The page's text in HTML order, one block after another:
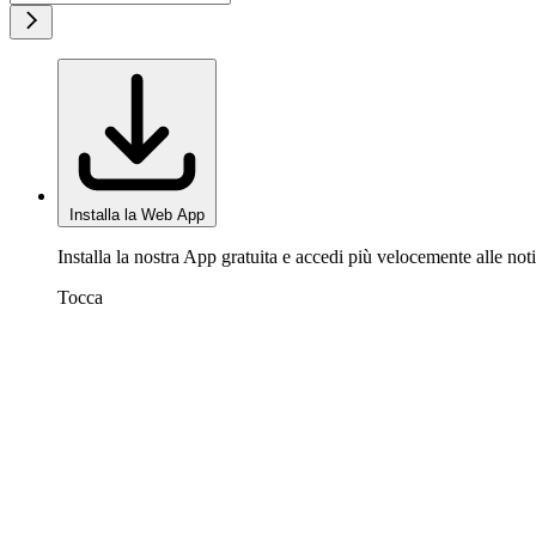
Installa la Web App
Installa la nostra App gratuita e accedi più velocemente alle
Tocca